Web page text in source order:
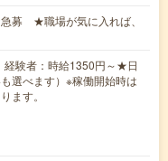
募 ★職場が気に入れば、
験者：時給1350円～★日
選べます）※稼働開始時は
ます。